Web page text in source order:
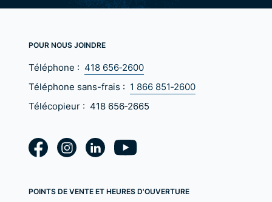
POUR NOUS JOINDRE
Téléphone : 418 656‑2600
Téléphone sans-frais : 1 866 851‑2600
Télécopieur : 418 656‑2665
POINTS DE VENTE ET HEURES D'OUVERTURE